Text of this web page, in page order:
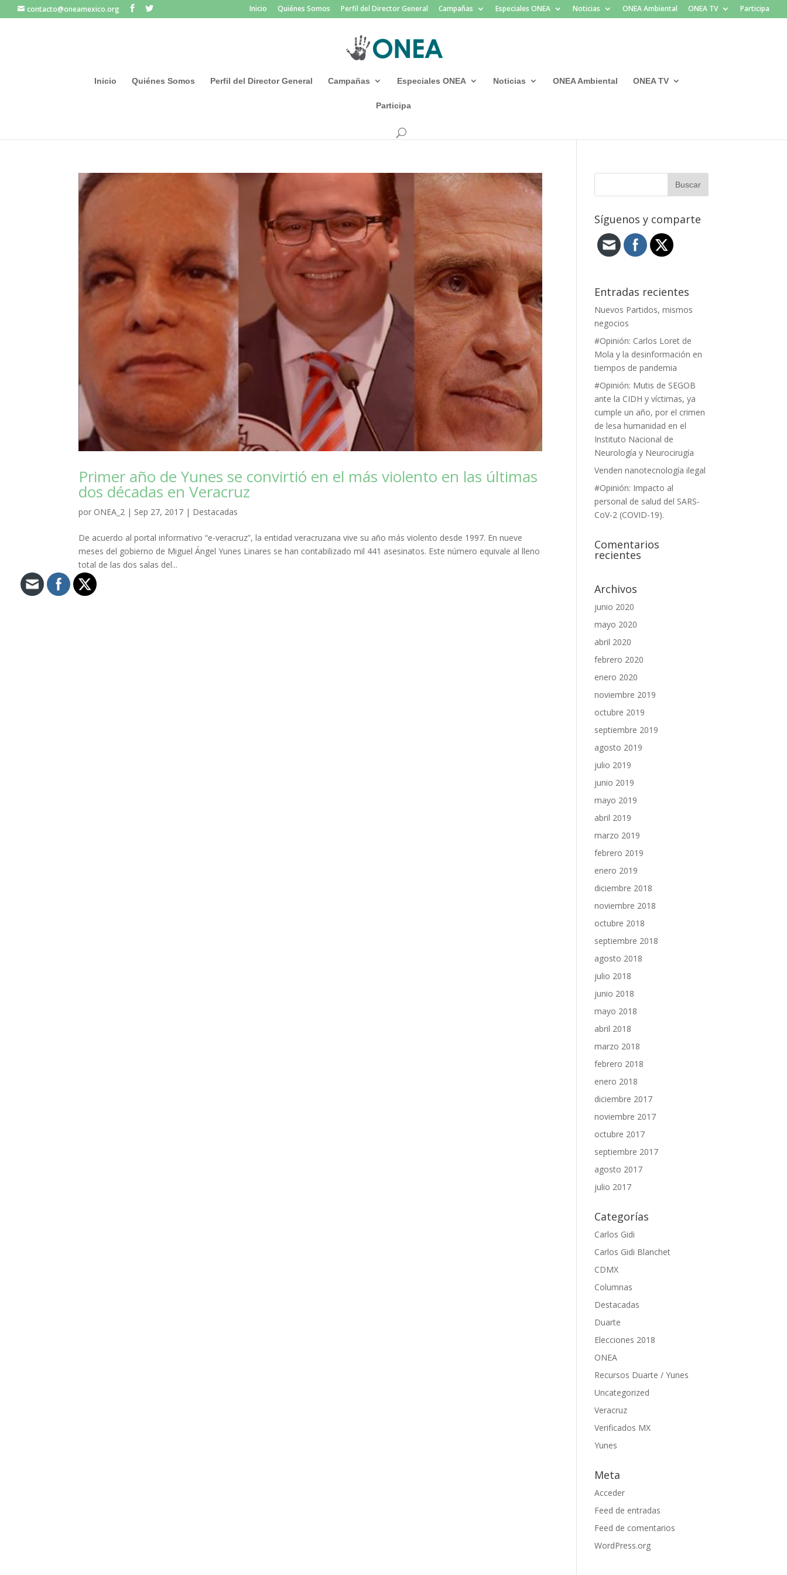
contacto@oneamexico.org Inicio Quiénes Somos Perfil del Director General Campañas Especiales ONEA Noticias ONEA Ambiental ONEA TV Participa
Inicio Quiénes Somos Perfil del Director General Campañas Especiales ONEA Noticias ONEA Ambiental ONEA TV
Participa
Primer año de Yunes se convirtió en el más violento en las últimas
dos décadas en Veracruz
por ONEA_2 | Sep 27, 2017 | Destacadas
De acuerdo al portal informativo “e-veracruz”, la entidad veracruzana vive su año más violento desde 1997. En nueve
meses del gobierno de Miguel Ángel Yunes Linares se han contabilizado mil 441 asesinatos. Este número equivale al lleno
total de las dos salas del...
Síguenos y comparte
Entradas recientes
Nuevos Partidos, mismos
negocios
#Opinión: Carlos Loret de
Mola y la desinformación en
tiempos de pandemia
#Opinión: Mutis de SEGOB
ante la CIDH y víctimas, ya
cumple un año, por el crimen
de lesa humanidad en el
Instituto Nacional de
Neurología y Neurocirugía
Venden nanotecnología ilegal
#Opinión: Impacto al
personal de salud del SARS-
CoV-2 (COVID-19).
Comentarios
recientes
Archivos
junio 2020
mayo 2020
abril 2020
febrero 2020
enero 2020
noviembre 2019
octubre 2019
septiembre 2019
agosto 2019
julio 2019
junio 2019
mayo 2019
abril 2019
marzo 2019
febrero 2019
enero 2019
diciembre 2018
noviembre 2018
octubre 2018
septiembre 2018
agosto 2018
julio 2018
junio 2018
mayo 2018
abril 2018
marzo 2018
febrero 2018
enero 2018
diciembre 2017
noviembre 2017
octubre 2017
septiembre 2017
agosto 2017
julio 2017
Categorías
Carlos Gidi
Carlos Gidi Blanchet
CDMX
Columnas
Destacadas
Duarte
Elecciones 2018
ONEA
Recursos Duarte / Yunes
Uncategorized
Veracruz
Verificados MX
Yunes
Meta
Acceder
Feed de entradas
Feed de comentarios
WordPress.org